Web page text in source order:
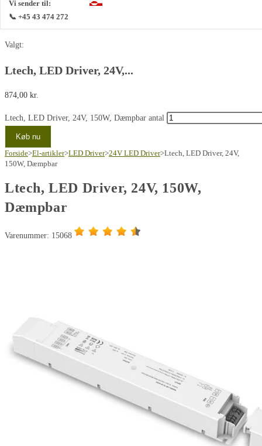
Vi sender til:
📞 +45 43 474 272
Valgt:
Ltech, LED Driver, 24V,...
874,00 kr.
Ltech, LED Driver, 24V, 150W, Dæmpbar antal
Køb nu
Forside>El-artikler>LED Driver>24V LED Driver>Ltech, LED Driver, 24V,
150W, Dæmpbar
Ltech, LED Driver, 24V, 150W,
Dæmpbar
Varenummer: 15068